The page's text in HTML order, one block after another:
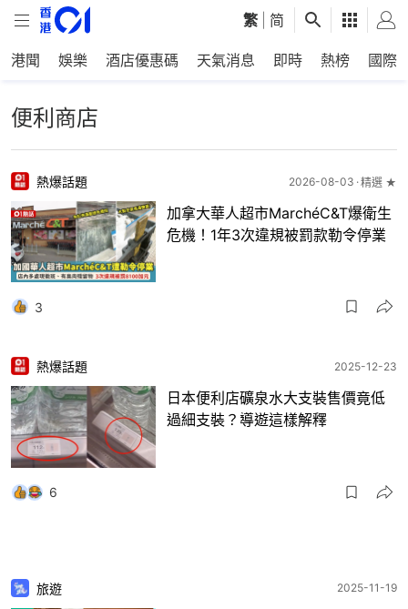
繁 简
港聞 娛樂 酒店優惠碼 天氣消息 即時 熱榜 國際
便利商店
熱爆話題 2026-08-03 精選 ★
加拿大華人超市MarchéC&T爆衛生
危機！1年3次違規被罰款勒令停業
3
熱爆話題 2025-12-23
日本便利店礦泉水大支裝售價竟低
過細支裝？導遊這樣解釋
6
旅遊 2025-11-19